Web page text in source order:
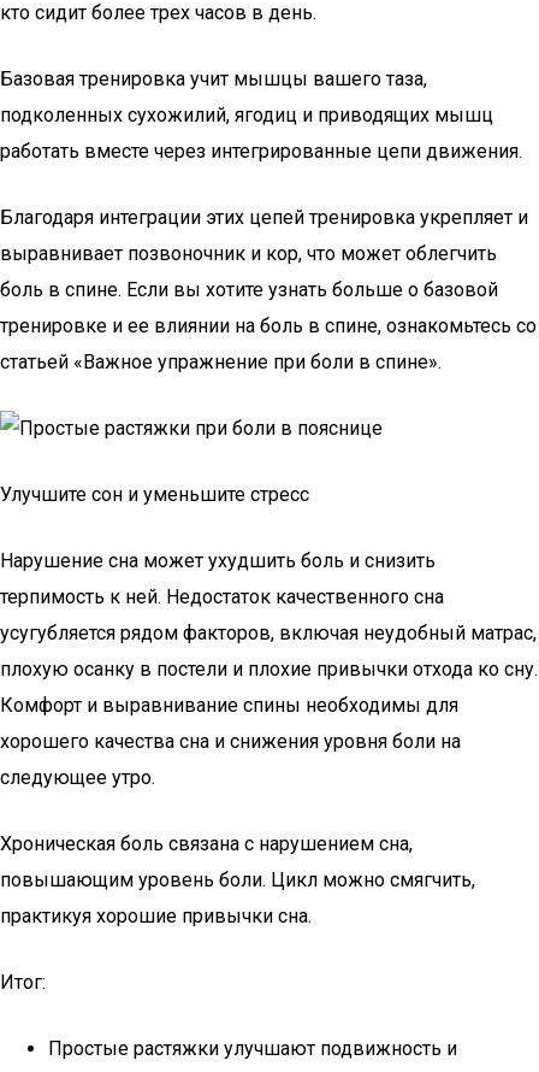
кто сидит более трех часов в день.
Базовая тренировка учит мышцы вашего таза,
подколенных сухожилий, ягодиц и приводящих мышц
работать вместе через интегрированные цепи движения.
Благодаря интеграции этих цепей тренировка укрепляет и
выравнивает позвоночник и кор, что может облегчить
боль в спине. Если вы хотите узнать больше о базовой
тренировке и ее влиянии на боль в спине, ознакомьтесь со
статьей «Важное упражнение при боли в спине».
Улучшите сон и уменьшите стресс
Нарушение сна может ухудшить боль и снизить
терпимость к ней. Недостаток качественного сна
усугубляется рядом факторов, включая неудобный матрас,
плохую осанку в постели и плохие привычки отхода ко сну.
Комфорт и выравнивание спины необходимы для
хорошего качества сна и снижения уровня боли на
следующее утро.
Хроническая боль связана с нарушением сна,
повышающим уровень боли. Цикл можно смягчить,
практикуя хорошие привычки сна.
Итог:
Простые растяжки улучшают подвижность и